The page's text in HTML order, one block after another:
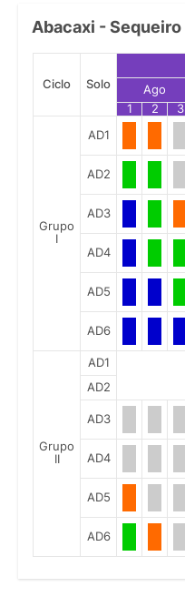
Abacaxi - Sequeiro
Ciclo Solo
Ago
1
2 3
Grupo
I
AD1
AD2
AD3
AD4
AD5
AD6
Grupo
II
AD1
AD2
AD3
AD4
AD5
AD6